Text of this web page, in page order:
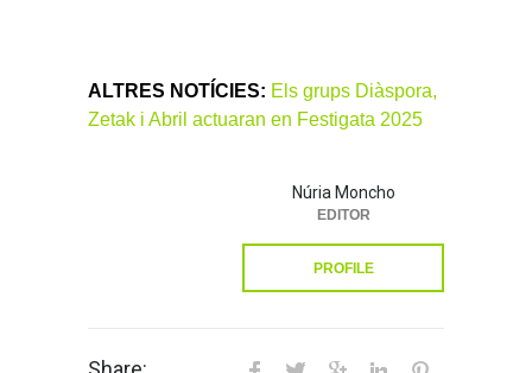
ALTRES NOTÍCIES: Els grups Diàspora,
Zetak i Abril actuaran en Festigata 2025
Núria Moncho
EDITOR
PROFILE